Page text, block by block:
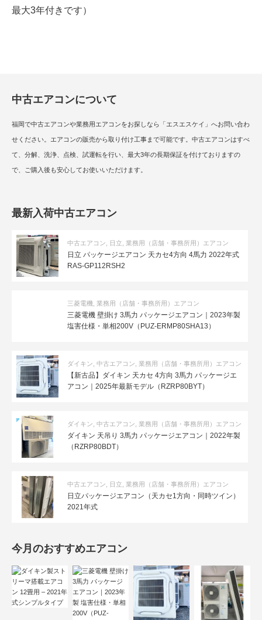
最大3年付きです）
中古エアコンについて
福岡で中古エアコンや業務用エアコンをお探しなら「エスエスケイ」へお問い合わ
せください。エアコンの販売から取り付け工事まで可能です。中古エアコンはすべ
て、分解、洗浄、点検、試運転を行い、最大3年の長期保証を付けておりますの
で、ご購入後も安心してお使いいただけます。
最新入荷中古エアコン
中古エアコン 日立 業務用（店舗・事務所用）エアコン
日立 パッケージエアコン 天カセ4方向 4馬力 2022年式
RAS-GP112RSH2
三菱電機 業務用（店舗・事務所用）エアコン
三菱電機 壁掛け 3馬力 パッケージエアコン｜2023年製
塩害仕様・単相200V（PUZ-ERMP80SHA13）
ダイキン 中古エアコン 業務用（店舗・事務所用）エアコン
【新古品】ダイキン 天カセ 4方向 3馬力 パッケージエ
アコン｜2025年最新モデル（RZRP80BYT）
ダイキン 中古エアコン 業務用（店舗・事務所用）エアコン
ダイキン 天吊り 3馬力 パッケージエアコン｜2022年製
（RZRP80BDT）
中古エアコン 日立 業務用（店舗・事務所用）エアコン
日立パッケージエアコン（天カセ1方向・同時ツイン）
2021年式
今月のおすすめエアコン